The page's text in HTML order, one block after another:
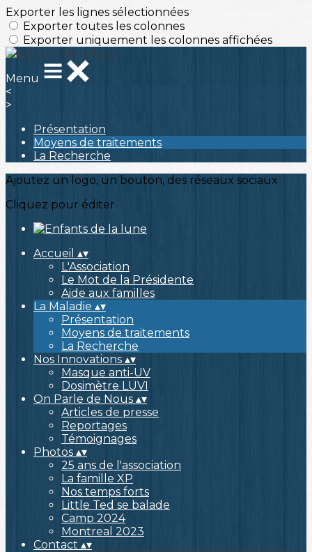
Exporter les lignes sélectionnées
Exporter toutes les colonnes
Exporter uniquement les colonnes affichées
Menu
<
>
Présentation
Moyens de traitements
La Recherche
Ajoutez un logo, un bouton, des réseaux sociaux
Cliquez pour éditer
Accueil ▴▾
L'Association
Le Mot de la Présidente
Aide aux familles
La Maladie ▴▾
Présentation
Moyens de traitements
La Recherche
Nos Innovations ▴▾
Masque anti-UV
Dosimètre LUVI
On Parle de Nous ▴▾
Articles de presse
Reportages
Témoignages
Photos ▴▾
25 ans de l'association
La famille XP
Nos temps forts
Little Ted se balade
Camp 2024
Montreal 2023
Contact ▴▾